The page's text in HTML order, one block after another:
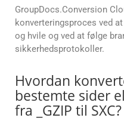
GroupDocs.Conversion
konverteringsproces ved
og hvile og ved at følge
sikkerhedsprotokoller.
Hvordan
bestemte sider
fra _GZIP til SXC?